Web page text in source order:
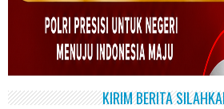
KIRIM BERITA